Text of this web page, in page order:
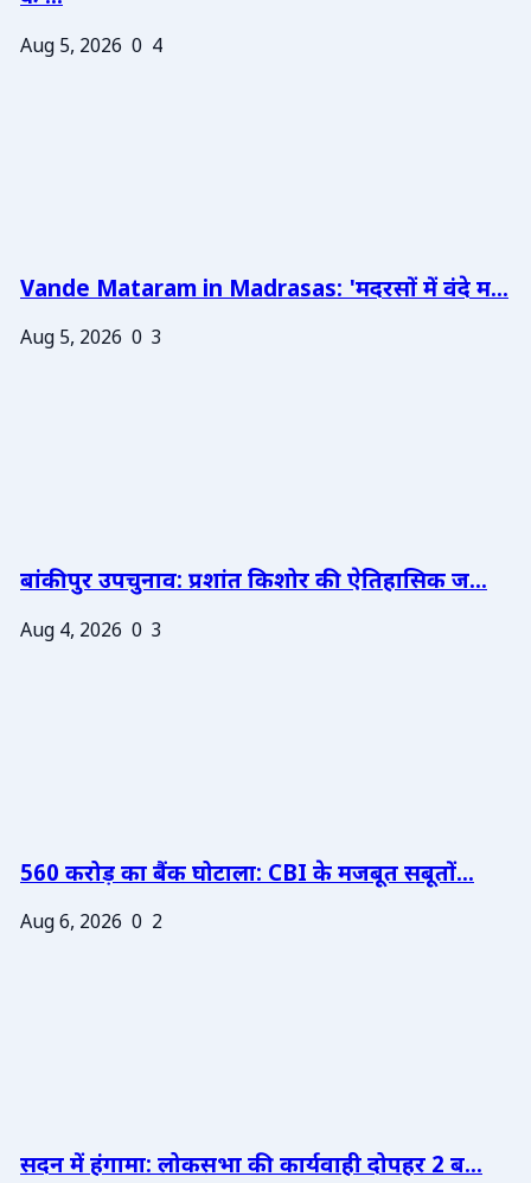
Aug 5, 2026 0 4
Vande Mataram in Madrasas: 'मदरसों में वंदे म...
Aug 5, 2026 0 3
बांकीपुर उपचुनाव: प्रशांत किशोर की ऐतिहासिक ज...
Aug 4, 2026 0 3
560 करोड़ का बैंक घोटाला: CBI के मजबूत सबूतों...
Aug 6, 2026 0 2
सदन में हंगामा: लोकसभा की कार्यवाही दोपहर 2 ब...